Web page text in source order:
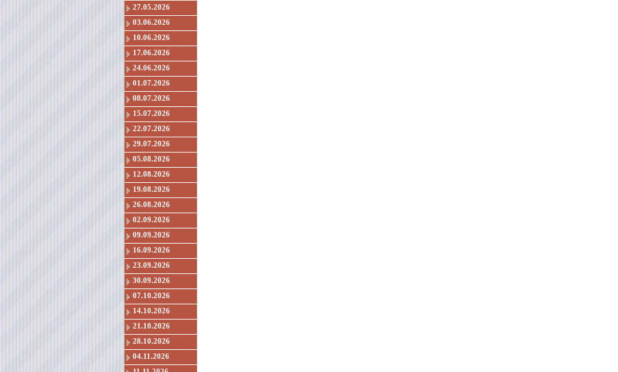
27.05.2026
03.06.2026
10.06.2026
17.06.2026
24.06.2026
01.07.2026
08.07.2026
15.07.2026
22.07.2026
29.07.2026
05.08.2026
12.08.2026
19.08.2026
26.08.2026
02.09.2026
09.09.2026
16.09.2026
23.09.2026
30.09.2026
07.10.2026
14.10.2026
21.10.2026
28.10.2026
04.11.2026